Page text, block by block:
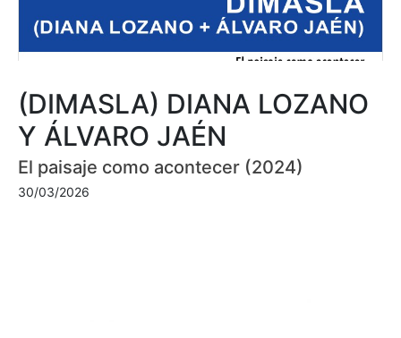
(DIMASLA) DIANA LOZANO
Y ÁLVARO JAÉN
El paisaje como acontecer (2024)
30/03/2026